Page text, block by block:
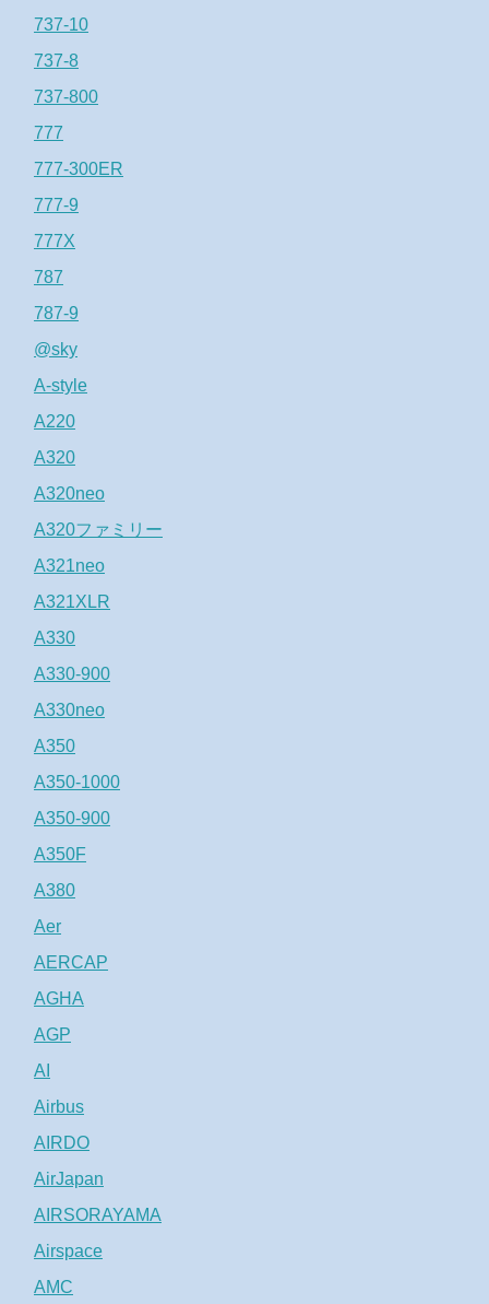
737-10
737-8
737-800
777
777-300ER
777-9
777X
787
787-9
@sky
A-style
A220
A320
A320neo
A320ファミリー
A321neo
A321XLR
A330
A330-900
A330neo
A350
A350-1000
A350-900
A350F
A380
Aer
AERCAP
AGHA
AGP
AI
Airbus
AIRDO
AirJapan
AIRSORAYAMA
Airspace
AMC